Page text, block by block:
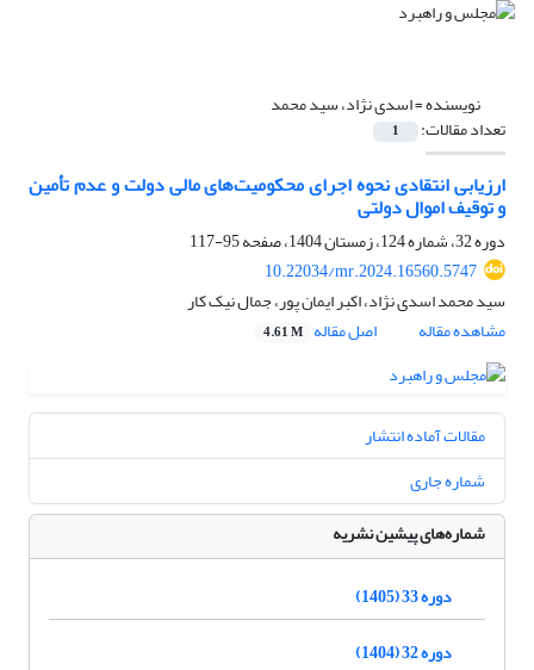
نویسنده =اسدی نژاد، سید محمد
تعداد مقالات: 1
ارزیابی انتقادی نحوه اجرای محکومیت‌های مالی دولت و عدم تأمین
و توقیف اموال دولتی
دوره 32، شماره 124، زمستان 1404، صفحه
95-117
10.22034/mr.2024.16560.5747
سید محمد اسدی نژاد، اکبر ایمان پور، جمال نیک کار
مشاهده مقاله
اصل مقاله 4.61 M
مقالات آماده انتشار
شماره جاری
شماره‌های پیشین نشریه
دوره 33 (1405)
دوره 32 (1404)